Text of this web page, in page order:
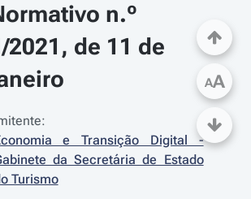
n.º
2021, de 11 de
e Transição Digital -
da Secretária de Estado
Turismo
AA